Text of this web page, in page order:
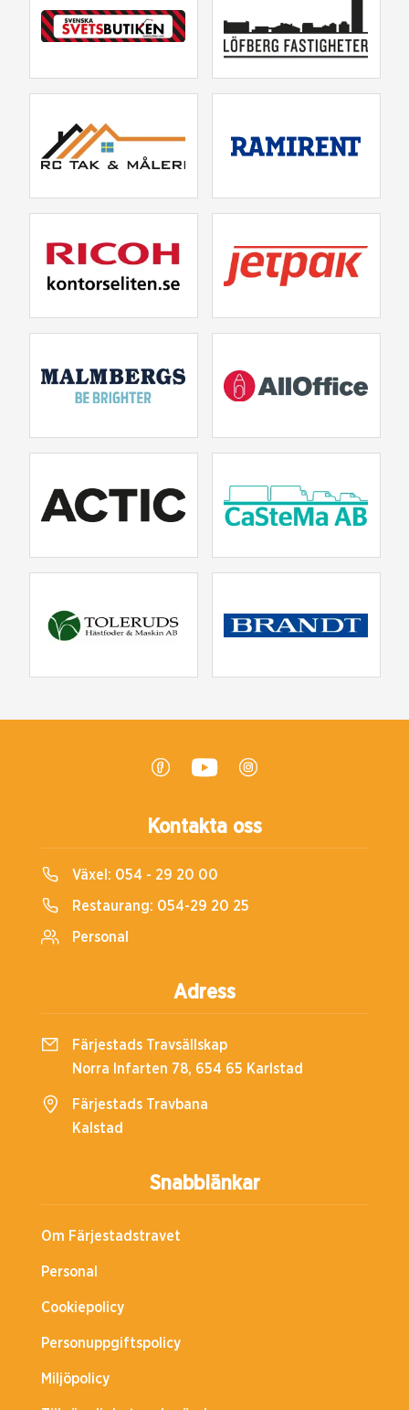
Snabblänkar
Om Färjestadstravet
Personal
Cookiepolicy
Personuppgiftspolicy
Miljöpolicy
Kontakta oss
Växel: 054 - 29 20 00
Restaurang: 054-29 20 25
Personal
Adress
Färjestads Travsällskap
Norra Infarten 78, 654 65 Karlstad
Färjestads Travbana
Kalstad